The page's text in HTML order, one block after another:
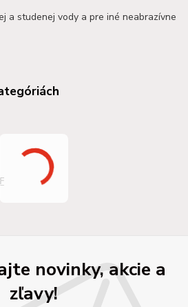
a studenej vody a pre iné neabrazívne
novinky, akcie a
zľavy!